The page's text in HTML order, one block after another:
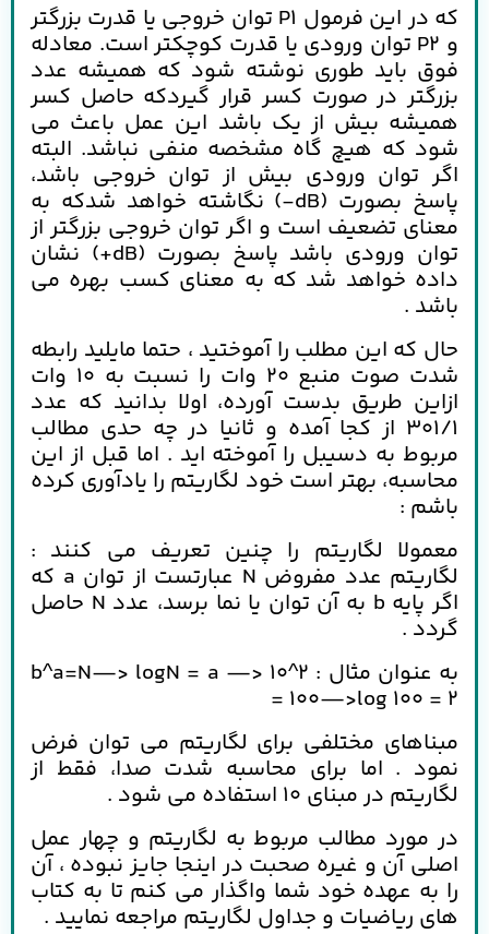
که در این فرمول P1 توان خروجی یا قدرت بزرگتر
و P2 توان ورودی یا قدرت کوچکتر است. معادله
فوق باید طوری نوشته شود که همیشه عدد
بزرگتر در صورت کسر قرار گیردکه حاصل کسر
همیشه بیش از یک باشد این عمل باعث می
شود که هیچ گاه مشخصه منفی نباشد. البته
اگر توان ورودی بیش از توان خروجی باشد،
پاسخ بصورت (dB-) نگاشته خواهد شدکه به
معنای تضعیف است و اگر توان خروجی بزرگتر از
توان ورودی باشد پاسخ بصورت (dB+) نشان
داده خواهد شد که به معنای کسب بهره می
باشد .
حال که این مطلب را آموختید ، حتما مایلید رابطه
شدت صوت منبع 20 وات را نسبت به 10 وات
ازاین طریق بدست آورده، اولا بدانید که عدد
301/1 از کجا آمده و ثانیا در چه حدی مطالب
مربوط به دسیبل را آموخته اید . اما قبل از این
محاسبه، بهتر است خود لگاریتم را یادآوری کرده
باشم :
معمولا لگاریتم را چنین تعریف می کنند :
لگاریتم عدد مفروض N عبارتست از توان a که
اگر پایه b به آن توان یا نما برسد، عدد N حاصل
گردد .
به عنوان مثال : b^a=N—> logN = a —> 10^2
= 100—>log 100 = 2
مبناهای مختلفی برای لگاریتم می توان فرض
نمود . اما برای محاسبه شدت صدا، فقط از
لگاریتم در مبنای 10 استفاده می شود .
در مورد مطالب مربوط به لگاریتم و چهار عمل
اصلی آن و غیره صحبت در اینجا جایز نبوده ، آن
را به عهده خود شما واگذار می کنم تا به کتاب
های ریاضیات و جداول لگاریتم مراجعه نمایید .